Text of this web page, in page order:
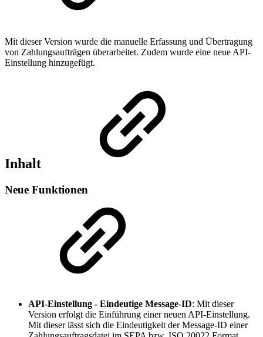
Mit dieser Version wurde die manuelle Erfassung und Übertragung
von Zahlungsaufträgen überarbeitet. Zudem wurde eine neue API-
Einstellung hinzugefügt.
Inhalt
Neue Funktionen
API-Einstellung - Eindeutige Message-ID: Mit dieser
Version erfolgt die Einführung einer neuen API-Einstellung.
Mit dieser lässt sich die Eindeutigkeit der Message-ID einer